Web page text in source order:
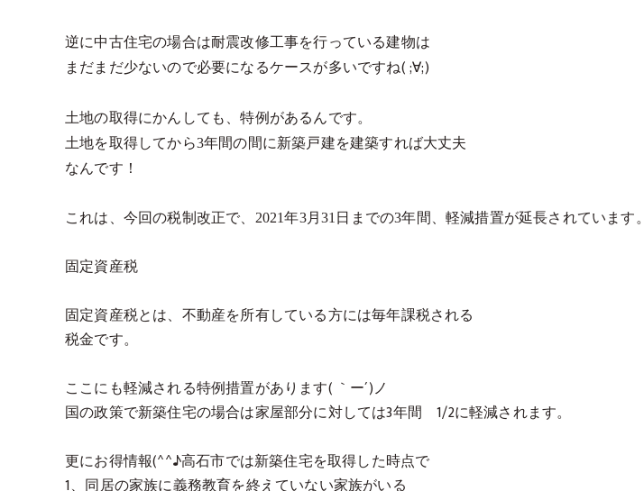
逆に中古住宅の場合は耐震改修工事を行っている建物は
まだまだ少ないので必要になるケースが多いですね( ;∀;)
土地の取得にかんしても、特例があるんです。
土地を取得してから3年間の間に新築戸建を建築すれば大丈夫
なんです！
これは、今回の税制改正で、 2021年3月31 日までの3年間、軽減措置が延長されています。
固定資産税
固定資産税とは、不動産を所有している方には毎年課税される
税金です。
ここにも軽減される特例措置があります( ｀ー´)ノ
国の政策で新築住宅の場合は家屋部分に対しては3年間 1/2に軽減されます。
更にお得情報(^^♪高石市では新築住宅を取得した時点で
1、同居の家族に義務教育を終えていない家族がいる